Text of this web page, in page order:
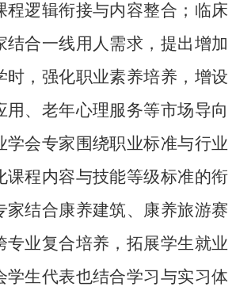
程逻辑衔接与内容整合；临床
结合一线用人需求，提出增加
时，强化职业素养培养，增设
用、老年心理服务等市场导向
学会专家围绕职业标准与行业
课程内容与技能等级标准的衔
家结合康养建筑、康养旅游赛
专业复合培养，拓展学生就业
学生代表也结合学习与实习体